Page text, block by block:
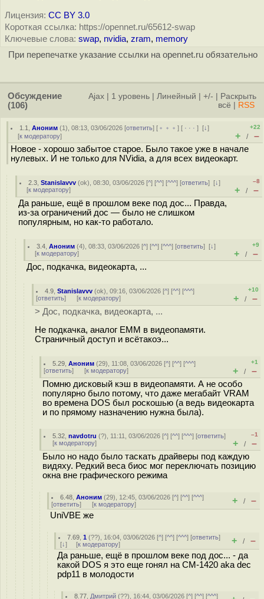
Лицензия: CC BY 3.0
Короткая ссылка: https://opennet.ru/65612-swap
Ключевые слова: swap, nvidia, zram, memory
При перепечатке указание ссылки на opennet.ru обязательно
Обсуждение
(106)
Ajax 1 уровень Линейный +/-
Раскрыть
всё
RSS
1.1 ,Аноним (1), 08:13, 03/06/2026 [ответить] [ ﹢﹢﹢] [ · · ·][↓]
[к модератору]
+22
+ / –
Новое - хорошо забытое старое. Было такое уже в начале
нулевых. И не только для NVidia, а для всех видеокарт.
2.3 ,Stanislavvv (ok), 08:30, 03/06/2026 [^] [^^] [^^^] [ответить][↓]
[к модератору]
–8
+ / –
Да раньше, ещё в прошлом веке под дос... Правда,
из-за ограничений дос — было не слишком
популярным, но как-то работало.
3.4 ,Аноним (4), 08:33, 03/06/2026 [^] [^^] [^^^] [ответить][↓]
[к модератору]
+9
+ / –
Дос, подкачка, видеокарта, ...
4.9 ,Stanislavvv (ok), 09:16, 03/06/2026 [^] [^^] [^^^]
[ответить] [к модератору]
+10
+ / –
> Дос, подкачка, видеокарта, ...
Не подкачка, аналог EMM в видеопамяти.
Страничный доступ и всётакоэ...
5.29 ,Аноним (29), 11:08, 03/06/2026 [^] [^^] [^^^]
[ответить] [к модератору]
+1
+ / –
Помню дисковый кэш в видеопамяти. А не особо
популярно было потому, что даже мегабайт VRAM
во времена DOS был роскошью (а ведь видеокарта
и по прямому назначению нужна была).
5.32 ,navdotru (?), 11:11, 03/06/2026 [^] [^^] [^^^] [ответить]
[к модератору]
–1
+ / –
Было но надо было таскать драйверы под каждую
видяху. Редкий веса биос мог переключать позицию
окна вне графического режима
6.48 ,Аноним (29), 12:45, 03/06/2026 [^] [^^] [^^^]
[ответить] [к модератору] + / –
UniVBE же
7.69 ,1 (??), 16:04, 03/06/2026 [^] [^^] [^^^] [ответить]
[↓] [к модератору] + / –
Да раньше, ещё в прошлом веке под дос... - да
какой DOS я это еще гонял на СМ-1420 aka dec
pdp11 в молодости
8.77 Дмитрий (??), 16:44, 03/06/2026 [^] [^^] [^^^]